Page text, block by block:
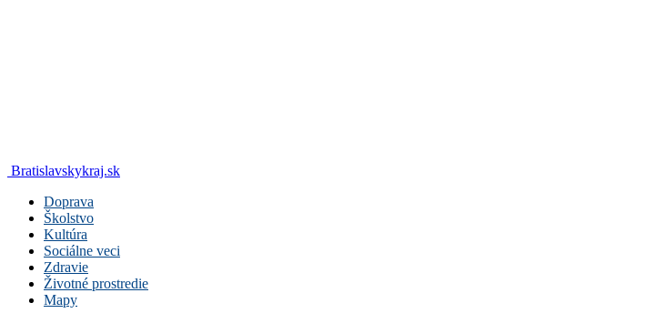
Bratislavskykraj.sk
Doprava
Školstvo
Kultúra
Sociálne veci
Zdravie
Životné prostredie
Mapy